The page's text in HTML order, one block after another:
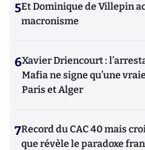
5Et Dominique de Villepin
macronisme
6Xavier Driencourt :
Mafia ne signe qu’une
Paris et Alger
7Record du CAC 40 mais
que révèle le paradoxe